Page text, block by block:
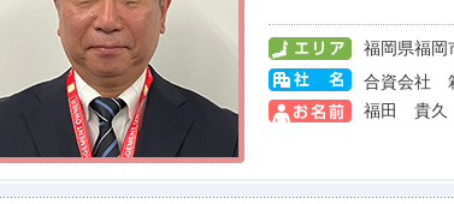
福岡県福岡
合資会社
福田 貴久